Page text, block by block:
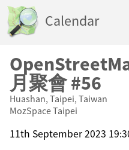
Calendar
月聚會 #56
Huashan, Taipei, Taiwan
MozSpace Taipei
11th September 2023